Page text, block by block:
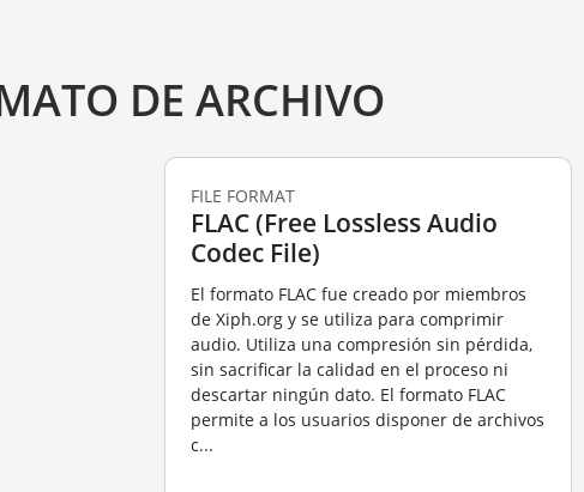
DE ARCHIVO
FILE FORMAT
FLAC (Free Lossless Audio
Codec File)
El formato FLAC fue creado por miembros
de Xiph.org y se utiliza para comprimir
audio. Utiliza una compresión sin pérdida,
sin sacrificar la calidad en el proceso ni
descartar ningún dato. El formato FLAC
permite a los usuarios disponer de archivos
c...